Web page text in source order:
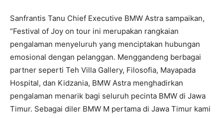
Sanfrantis Tanu Chief Executive BMW Astra sampaikan,
“Festival of Joy on tour ini merupakan rangkaian
pengalaman menyeluruh yang menciptakan hubungan
emosional dengan pelanggan. Menggandeng berbagai
partner seperti Teh Villa Gallery, Filosofia, Mayapada
Hospital, dan Kidzania, BMW Astra menghadirkan
pengalaman menarik bagi seluruh pecinta BMW di Jawa
Timur. Sebagai diler BMW M pertama di Jawa Timur kami